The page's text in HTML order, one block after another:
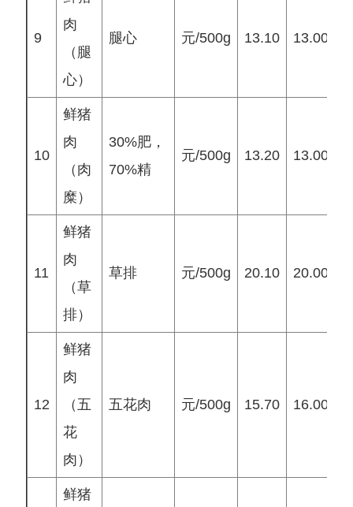
9
肉
（腿
心）
腿心 元/500g 13.10 13.00
10
鲜猪
肉
（肉
糜）
30%肥，
70%精
元/500g 13.20 13.00
11
鲜猪
肉
（草
排）
草排 元/500g 20.10 20.00
12
鲜猪
肉
（五
花
肉）
五花肉 元/500g 15.70 16.00
鲜猪